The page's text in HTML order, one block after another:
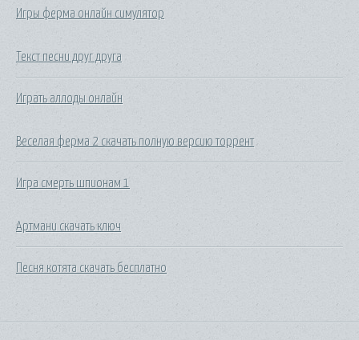
Игры ферма онлайн симулятор
Текст песни друг друга
Играть аллоды онлайн
Веселая ферма 2 скачать полную версию торрент
Игра смерть шпионам 1
Артмани скачать ключ
Песня котята скачать бесплатно